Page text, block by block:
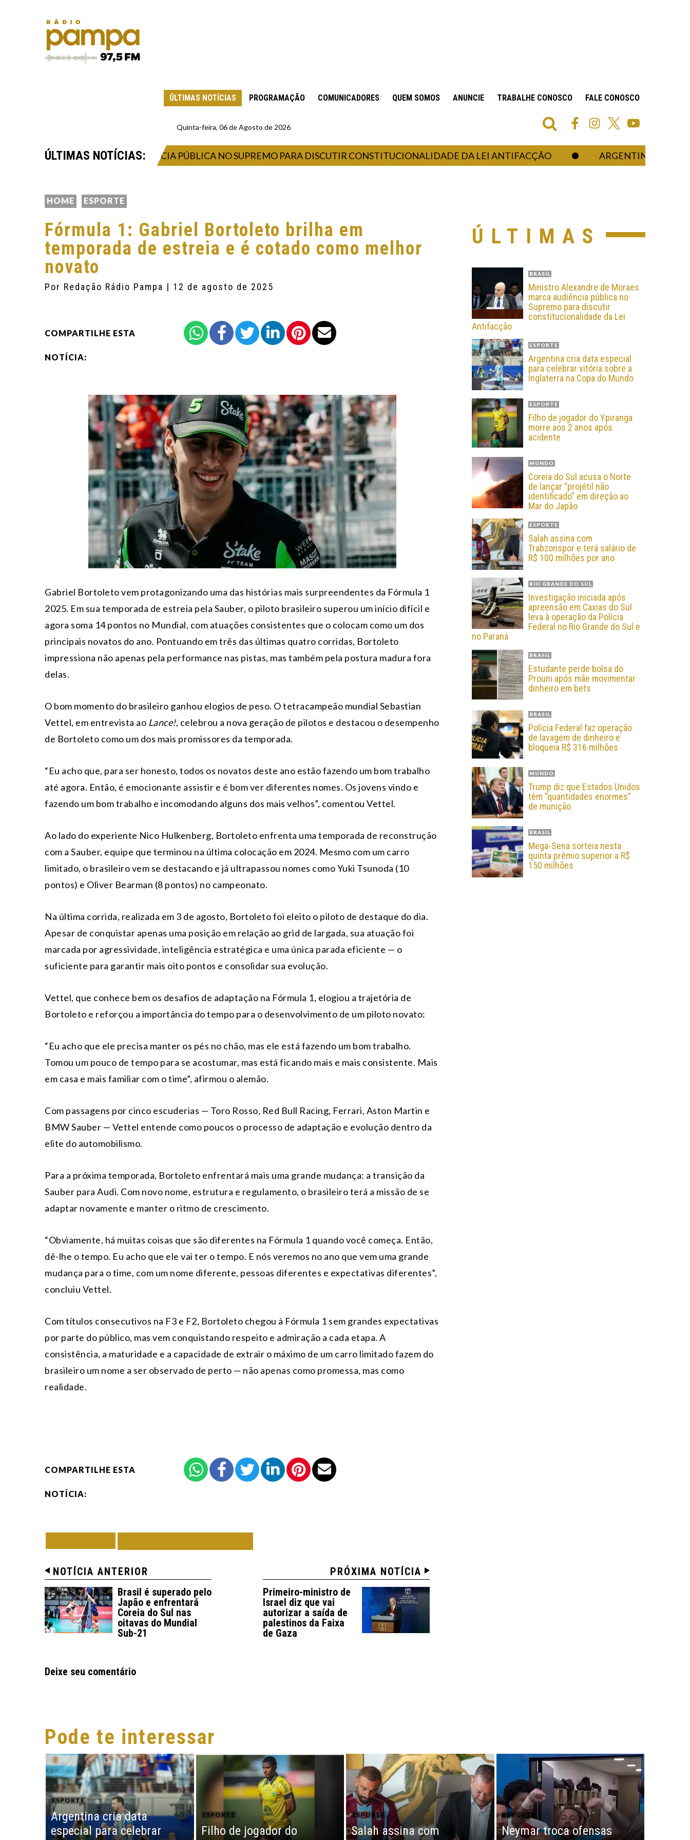
ÚLTIMAS NOTÍCIAS PROGRAMAÇÃO COMUNICADORES QUEM SOMOS ANUNCIE TRABALHE CONOSCO FALE CONOSCO
Quinta-feira, 06 de Agosto de 2026
ÚLTIMAS NOTÍCIAS:
DE MORAES MARCA AUDIÊNCIA PÚBLICA NO SUPREMO PARA DISCUTIR CONSTITUCIONALIDADE DA LEI ANTIFACÇÃO ARGENTINA CRIA DATA
HOME ESPORTE
Fórmula 1: Gabriel Bortoleto brilha em
temporada de estreia e é cotado como melhor
novato
Por Redação Rádio Pampa | 12 de agosto de 2025
COMPARTILHE ESTA
NOTÍCIA:
Gabriel Bortoleto vem protagonizando uma das histórias mais surpreendentes da Fórmula 1
2025. Em sua temporada de estreia pela Sauber, o piloto brasileiro superou um início difícil e
agora soma 14 pontos no Mundial, com atuações consistentes que o colocam como um dos
principais novatos do ano. Pontuando em três das últimas quatro corridas, Bortoleto
impressiona não apenas pela performance nas pistas, mas também pela postura madura fora
delas.
O bom momento do brasileiro ganhou elogios de peso. O tetracampeão mundial Sebastian
Vettel, em entrevista ao Lance!, celebrou a nova geração de pilotos e destacou o desempenho
de Bortoleto como um dos mais promissores da temporada.
“Eu acho que, para ser honesto, todos os novatos deste ano estão fazendo um bom trabalho
até agora. Então, é emocionante assistir e é bom ver diferentes nomes. Os jovens vindo e
fazendo um bom trabalho e incomodando alguns dos mais velhos”, comentou Vettel.
Ao lado do experiente Nico Hulkenberg, Bortoleto enfrenta uma temporada de reconstrução
com a Sauber, equipe que terminou na última colocação em 2024. Mesmo com um carro
limitado, o brasileiro vem se destacando e já ultrapassou nomes como Yuki Tsunoda (10
pontos) e Oliver Bearman (8 pontos) no campeonato.
Na última corrida, realizada em 3 de agosto, Bortoleto foi eleito o piloto de destaque do dia.
Apesar de conquistar apenas uma posição em relação ao grid de largada, sua atuação foi
marcada por agressividade, inteligência estratégica e uma única parada eficiente — o
suficiente para garantir mais oito pontos e consolidar sua evolução.
Vettel, que conhece bem os desafios de adaptação na Fórmula 1, elogiou a trajetória de
Bortoleto e reforçou a importância do tempo para o desenvolvimento de um piloto novato:
“Eu acho que ele precisa manter os pés no chão, mas ele está fazendo um bom trabalho.
Tomou um pouco de tempo para se acostumar, mas está ficando mais e mais consistente. Mais
em casa e mais familiar com o time”, afirmou o alemão.
Com passagens por cinco escuderias — Toro Rosso, Red Bull Racing, Ferrari, Aston Martin e
BMW Sauber — Vettel entende como poucos o processo de adaptação e evolução dentro da
elite do automobilismo.
Para a próxima temporada, Bortoleto enfrentará mais uma grande mudança: a transição da
Sauber para Audi. Com novo nome, estrutura e regulamento, o brasileiro terá a missão de se
adaptar novamente e manter o ritmo de crescimento.
“Obviamente, há muitas coisas que são diferentes na Fórmula 1 quando você começa. Então,
dê-lhe o tempo. Eu acho que ele vai ter o tempo. E nós veremos no ano que vem uma grande
mudança para o time, com um nome diferente, pessoas diferentes e expectativas diferentes”,
concluiu Vettel.
Com títulos consecutivos na F3 e F2, Bortoleto chegou à Fórmula 1 sem grandes expectativas
por parte do público, mas vem conquistando respeito e admiração a cada etapa. A
consistência, a maturidade e a capacidade de extrair o máximo de um carro limitado fazem do
brasileiro um nome a ser observado de perto — não apenas como promessa, mas como
realidade.
COMPARTILHE ESTA
NOTÍCIA:
NOTÍCIA ANTERIOR
Brasil é superado pelo
Japão e enfrentará
Coreia do Sul nas
oitavas do Mundial
Sub-21
PRÓXIMA NOTÍCIA
Primeiro-ministro de
Israel diz que vai
autorizar a saída de
palestinos da Faixa
de Gaza
Deixe seu comentário
ÚLTIMAS
BRASIL
Ministro Alexandre de Moraes
marca audiência pública no
Supremo para discutir
constitucionalidade da Lei
Antifacção
ESPORTE
Argentina cria data especial
para celebrar vitória sobre a
Inglaterra na Copa do Mundo
ESPORTE
Filho de jogador do Ypiranga
morre aos 2 anos após
acidente
MUNDO
Coreia do Sul acusa o Norte
de lançar “projétil não
identificado” em direção ao
Mar do Japão
ESPORTE
Salah assina com
Trabzonspor e terá salário de
R$ 100 milhões por ano
RIO GRANDE DO SUL
Investigação iniciada após
apreensão em Caxias do Sul
leva à operação da Polícia
Federal no Rio Grande do Sul e
no Paraná
BRASIL
Estudante perde bolsa do
Prouni após mãe movimentar
dinheiro em bets
BRASIL
Polícia Federal faz operação
de lavagem de dinheiro e
bloqueia R$ 316 milhões
MUNDO
Trump diz que Estados Unidos
têm “quantidades enormes”
de munição
BRASIL
Mega-Sena sorteia nesta
quinta prêmio superior a R$
150 milhões
Pode te interessar
ESPORTE
Argentina cria data
especial para celebrar
ESPORTE
Filho de jogador do
ESPORTE
Salah assina com
ESPORTE
Neymar troca ofensas